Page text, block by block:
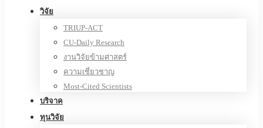
วิจัย
TRIUP-ACT
CU-Daily Research
งานวิจัยข้ามศาสตร์
ความเชี่ยวชาญ
Most-Cited Scientists
บริจาค
ทุนวิจัย